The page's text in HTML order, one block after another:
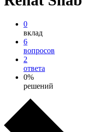
0
вклад
6
вопросов
2
ответа
0%
решений